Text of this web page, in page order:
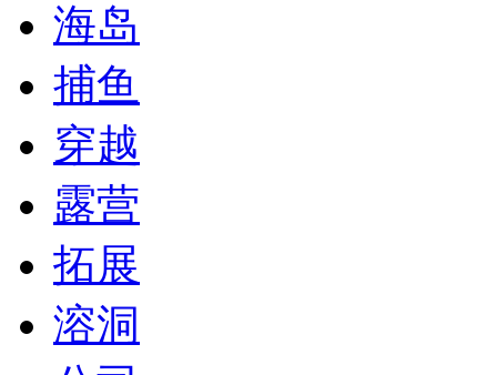
海岛
捕鱼
穿越
露营
拓展
溶洞